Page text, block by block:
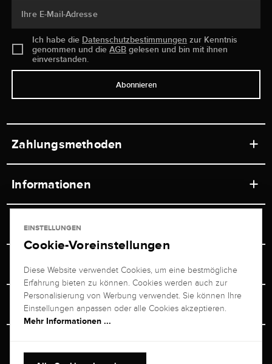
Ihre E-Mail-Adresse
Ich habe die Datenschutzbestimmungen zur Kenntnis
genommen und dieAGB gelesen und bin mit ihnen
einverstanden.
Abonnieren
Zahlungsmethoden
Informationen
Ladengeschäft
Versand & Zahlung
Ratgeber
Service
Newsletterabmeldung
Retouren-Service
Vertrag Widerrufen
Juwelier Brogle
Über uns
Unternehmen
Persönlicher Berater
+49 711 217 268 20
EINSTELLUNGEN
Cookie-Voreinstellungen
Diese Website verwendet Cookies, um eine bestmögliche
Erfahrung bieten zu können. Cookies werden auch zur
Personalisierung von Werbung verwendet. Sie können Ihre
Einstellungen anpassen oder alle Cookies akzeptieren.
Mehr Informationen ...